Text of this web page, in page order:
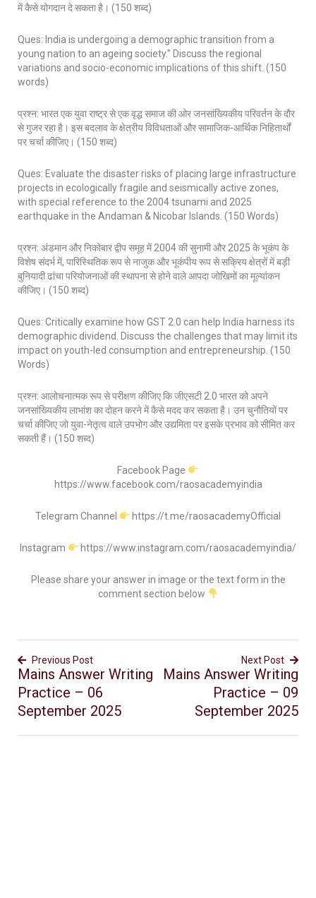
में कैसे योगदान दे सकता है। (150 शब्द)
Ques: India is undergoing a demographic transition from a
young nation to an ageing society.” Discuss the regional
variations and socio-economic implications of this shift. (150
words)
प्रश्न: भारत एक युवा राष्ट्र से एक वृद्ध समाज की ओर जनसांख्यिकीय परिवर्तन के दौर
से गुजर रहा है। इस बदलाव के क्षेत्रीय विविधताओं और सामाजिक-आर्थिक निहितार्थों
पर चर्चा कीजिए। (150 शब्द)
Ques: Evaluate the disaster risks of placing large infrastructure
projects in ecologically fragile and seismically active zones,
with special reference to the 2004 tsunami and 2025
earthquake in the Andaman & Nicobar Islands. (150 Words)
प्रश्न: अंडमान और निकोबार द्वीप समूह में 2004 की सुनामी और 2025 के भूकंप के
विशेष संदर्भ में, पारिस्थितिक रूप से नाजुक और भूकंपीय रूप से सक्रिय क्षेत्रों में बड़ी
बुनियादी ढांचा परियोजनाओं की स्थापना से होने वाले आपदा जोखिमों का मूल्यांकन
कीजिए। (150 शब्द)
Ques: Critically examine how GST 2.0 can help India harness its
demographic dividend. Discuss the challenges that may limit its
impact on youth-led consumption and entrepreneurship. (150
Words)
प्रश्न: आलोचनात्मक रूप से परीक्षण कीजिए कि जीएसटी 2.0 भारत को अपने
जनसांख्यिकीय लाभांश का दोहन करने में कैसे मदद कर सकता है। उन चुनौतियों पर
चर्चा कीजिए जो युवा-नेतृत्व वाले उपभोग और उद्यमिता पर इसके प्रभाव को सीमित कर
सकती हैं। (150 शब्द)
Facebook Page
https://www.facebook.com/raosacademyindia
Telegram Channel https://t.me/raosacademyOfficial
Instagram https://www.instagram.com/raosacademyindia/
Please share your answer in image or the text form in the
comment section below
Previous Post
Mains Answer Writing
Practice – 06
September 2025
Next Post
Mains Answer Writing
Practice – 09
September 2025